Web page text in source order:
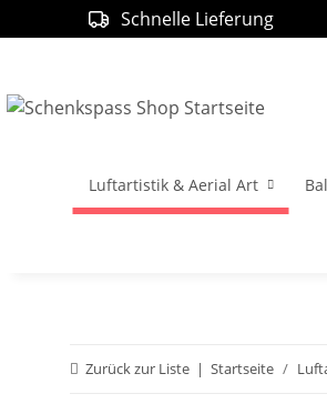
Schnelle Lieferung
Luftartistik & Aerial Art
Zurück zur Liste Startseite